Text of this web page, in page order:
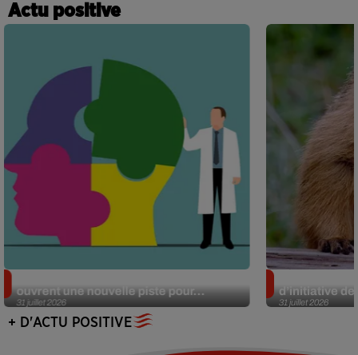
Actu positive
31 juillet 2026
ouvrent une nouvelle piste pour...
31 juillet 2026
d’initiative
+ D'ACTU POSITIVE